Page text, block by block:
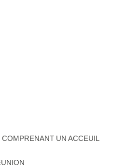
COPRO
COMPRENANT UN ACCEUIL